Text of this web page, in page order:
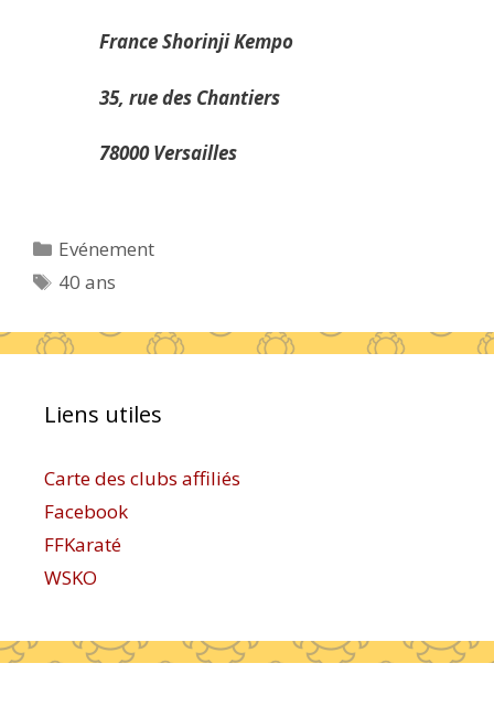
France Shorinji Kempo
35, rue des Chantiers
78000 Versailles
Catégories
Evénement
Étiquettes
40 ans
Liens utiles
Carte des clubs affiliés
Facebook
FFKaraté
WSKO